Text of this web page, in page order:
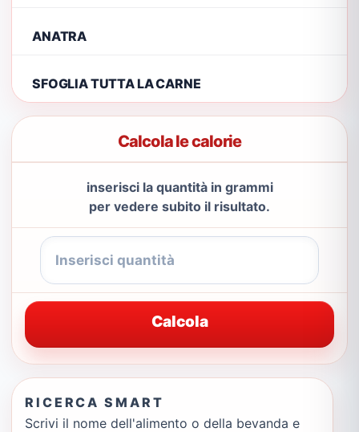
ANATRA
SFOGLIA TUTTA LA CARNE
Calcola le calorie
inserisci la quantità in grammi
per vedere subito il risultato.
Calcola
RICERCA SMART
Scrivi il nome dell'alimento o della bevanda e